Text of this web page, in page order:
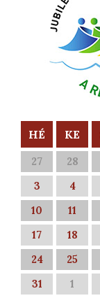
HÉ KE
27 28
3
4
10
11
17
18
24
25
31
1